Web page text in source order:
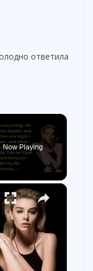
ответила
Now Playing
×